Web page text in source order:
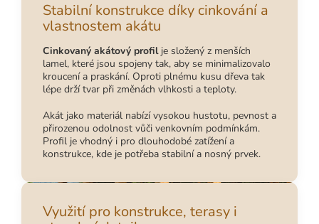
Stabilní konstrukce díky cinkování a
vlastnostem akátu
Cinkovaný akátový profilje složený z menších
lamel, které jsou spojeny tak, aby se minimalizovalo
kroucení a praskání. Oproti plnému kusu dřeva tak
lépe drží tvar při změnách vlhkosti a teploty.
Akát jako materiál nabízí vysokou hustotu, pevnost a
přirozenou odolnost vůči venkovním podmínkám.
Profil je vhodný i pro dlouhodobé zatížení a
konstrukce, kde je potřeba stabilní a nosný prvek.
Využití pro konstrukce, terasy i